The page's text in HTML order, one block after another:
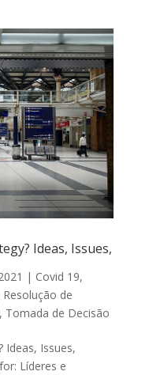
Ideas, Issues,
| Covid 19,
Resolução de
, Tomada de Decisão
Ideas, Issues,
Líderes e